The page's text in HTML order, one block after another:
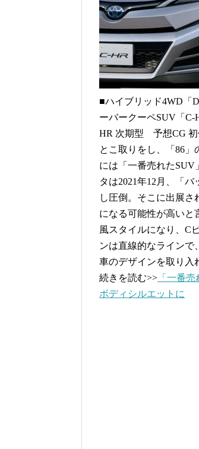
■ハイブリッド4WD「
ーバークーペSUV「
HR 次期型 予想CG 初
とこ取りをし、「86
には「一番売れたSUV
タは2021年12月、「
し圧倒。そこに出展さ
になる可能性が高いと
風スタイルになり、C
ンは直線的なラインで
車のデザインを取り
続きを読む>> 「一番
ボディシルエットに